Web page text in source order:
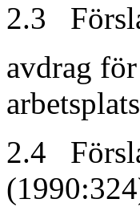
2.3
avdrag
2.4